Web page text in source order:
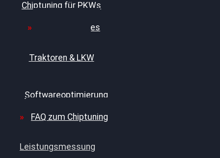
Chiptuning für PKWs
Professionelles
Traktoren & LKW
Softwareoptimierung
FAQ zum Chiptuning
Leistungsmessung